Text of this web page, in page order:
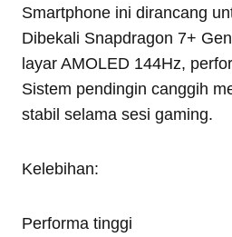
Smartphone ini dirancang
Dibekali Snapdragon 7+
layar AMOLED 144Hz,
Sistem pendingin canggih
stabil selama sesi gaming.
Kelebihan:
Performa tinggi